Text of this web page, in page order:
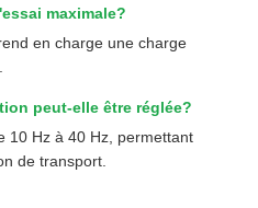
maximale?
en charge une charge
peut-elle être réglée?
10 Hz à 40 Hz, permettant
de transport.